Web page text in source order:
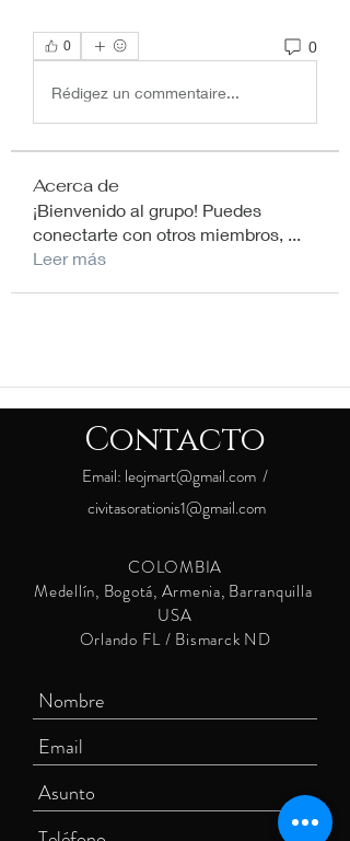
0 0
Rédigez un commentaire...
Acerca de
¡Bienvenido al grupo! Puedes
conectarte con otros miembros, ...
Leer más
Contacto
Email: leojmart@gmail.com /
civitasorationis1@gmail.com
COLOMBIA
Medellín, Bogotá, Armenia, Barranquilla
USA
Orlando FL / Bismarck ND